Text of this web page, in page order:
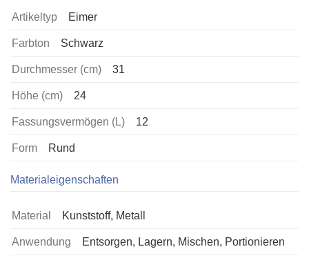
Artikeltyp Eimer
Farbton Schwarz
Durchmesser (cm) 31
Höhe (cm) 24
Fassungsvermögen (L) 12
Form Rund
Materialeigenschaften
Material Kunststoff, Metall
Anwendung Entsorgen, Lagern, Mischen, Portionieren